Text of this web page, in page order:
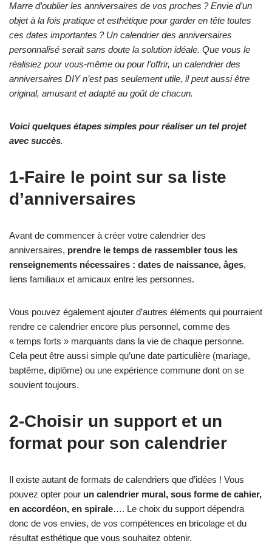
Marre d’oublier les anniversaires de vos proches ? Envie d’un
objet à la fois pratique et esthétique pour garder en tête toutes
ces dates importantes ? Un calendrier des anniversaires
personnalisé serait sans doute la solution idéale. Que vous le
réalisiez pour vous-même ou pour l’offrir, un calendrier des
anniversaires DIY n’est pas seulement utile, il peut aussi être
original, amusant et adapté au goût de chacun.
Voici quelques étapes simples pour réaliser un tel projet
avec succès.
1-Faire le point sur sa liste
d’anniversaires
Avant de commencer à créer votre calendrier des
anniversaires, prendre le temps de rassembler tous les
renseignements nécessaires : dates de naissance, âges,
liens familiaux et amicaux entre les personnes.
Vous pouvez également ajouter d’autres éléments qui pourraient
rendre ce calendrier encore plus personnel, comme des
« temps forts » marquants dans la vie de chaque personne.
Cela peut être aussi simple qu’une date particulière (mariage,
baptême, diplôme) ou une expérience commune dont on se
souvient toujours.
2-Choisir un support et un
format pour son calendrier
Il existe autant de formats de calendriers que d’idées ! Vous
pouvez opter pour un calendrier mural, sous forme de cahier,
en accordéon, en spirale…. Le choix du support dépendra
donc de vos envies, de vos compétences en bricolage et du
résultat esthétique que vous souhaitez obtenir.